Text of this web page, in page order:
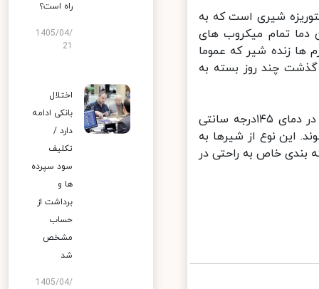
شیری است که به
این دما تمام میکروب های
ها زنده شیر که عموما
چند روز بسته به
وی افزود: شیرهایی که به روش فرادما استریل می شوند به مدت ۲ ثانیه در دمای ۱۴۵درجه سانتی
می‌شوند. این نوع از شیرها به
بندی خاص به راحتی در
راه است؟
1405/04/
اختلال
بانکی ادامه
دارد /
تکلیف
سود سپرده
ها و
برداشت از
حساب
مشخص
شد
1405/04/